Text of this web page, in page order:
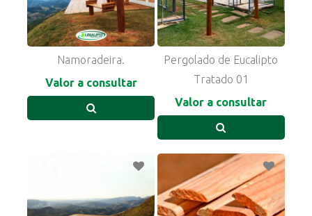
Namoradeira.
Valor a consultar
Pergolado de Eucalipto
Tratado 01
Valor a consultar